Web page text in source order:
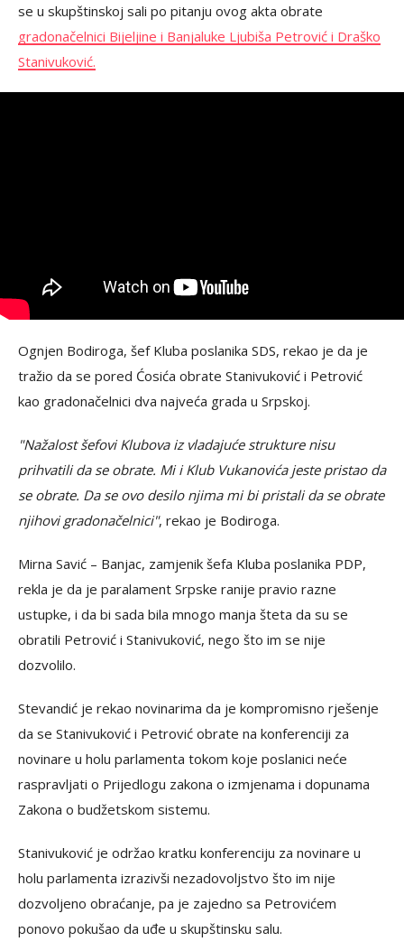
se u skupštinskoj sali po pitanju ovog akta obrate
gradonačelnici Bijeljine i Banjaluke Ljubiša Petrović i Draško
Stanivuković.
Ognjen Bodiroga, šef Kluba poslanika SDS, rekao je da je
tražio da se pored Ćosića obrate Stanivuković i Petrović
kao gradonačelnici dva najveća grada u Srpskoj.
"Nažalost šefovi Klubova iz vladajuće strukture nisu
prihvatili da se obrate. Mi i Klub Vukanovića jeste pristao da
se obrate. Da se ovo desilo njima mi bi pristali da se obrate
njihovi gradonačelnici", rekao je Bodiroga.
Mirna Savić – Banjac, zamjenik šefa Kluba poslanika PDP,
rekla je da je paralament Srpske ranije pravio razne
ustupke, i da bi sada bila mnogo manja šteta da su se
obratili Petrović i Stanivuković, nego što im se nije
dozvolilo.
Stevandić je rekao novinarima da je kompromisno rješenje
da se Stanivuković i Petrović obrate na konferenciji za
novinare u holu parlamenta tokom koje poslanici neće
raspravljati o Prijedlogu zakona o izmjenama i dopunama
Zakona o budžetskom sistemu.
Stanivuković je održao kratku konferenciju za novinare u
holu parlamenta izrazivši nezadovoljstvo što im nije
dozvoljeno obraćanje, pa je zajedno sa Petrovićem
ponovo pokušao da uđe u skupštinsku salu.